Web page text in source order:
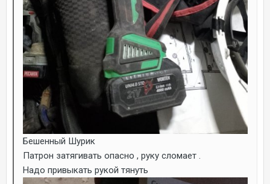
Бешенный Шурик
Патрон затягивать опасно , руку сломает .
Надо привыкать рукой тянуть